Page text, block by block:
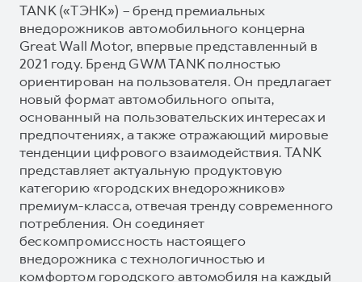
TANK («ТЭНК») – бренд премиальных
внедорожников автомобильного концерна
Great Wall Motor, впервые представленный в
2021 году. Бренд GWM TANK полностью
ориентирован на пользователя. Он предлагает
новый формат автомобильного опыта,
основанный на пользовательских интересах и
предпочтениях, а также отражающий мировые
тенденции цифрового взаимодействия. TANK
представляет актуальную продуктовую
категорию «городских внедорожников»
премиум-класса, отвечая тренду современного
потребления. Он соединяет
бескомпромиссность настоящего
внедорожника с технологичностью и
комфортом городского автомобиля на каждый